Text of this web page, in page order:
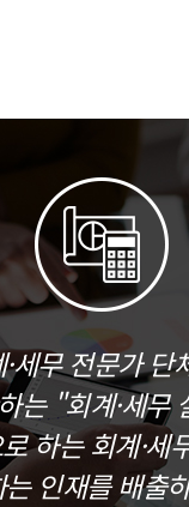
세무 전문가
는 "회계·세무
하는 회계·세
인재를 배출